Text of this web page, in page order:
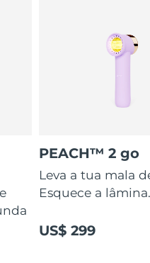
PEACH™ 2 go
Leva a tua mala
Esquece a
US$ 299